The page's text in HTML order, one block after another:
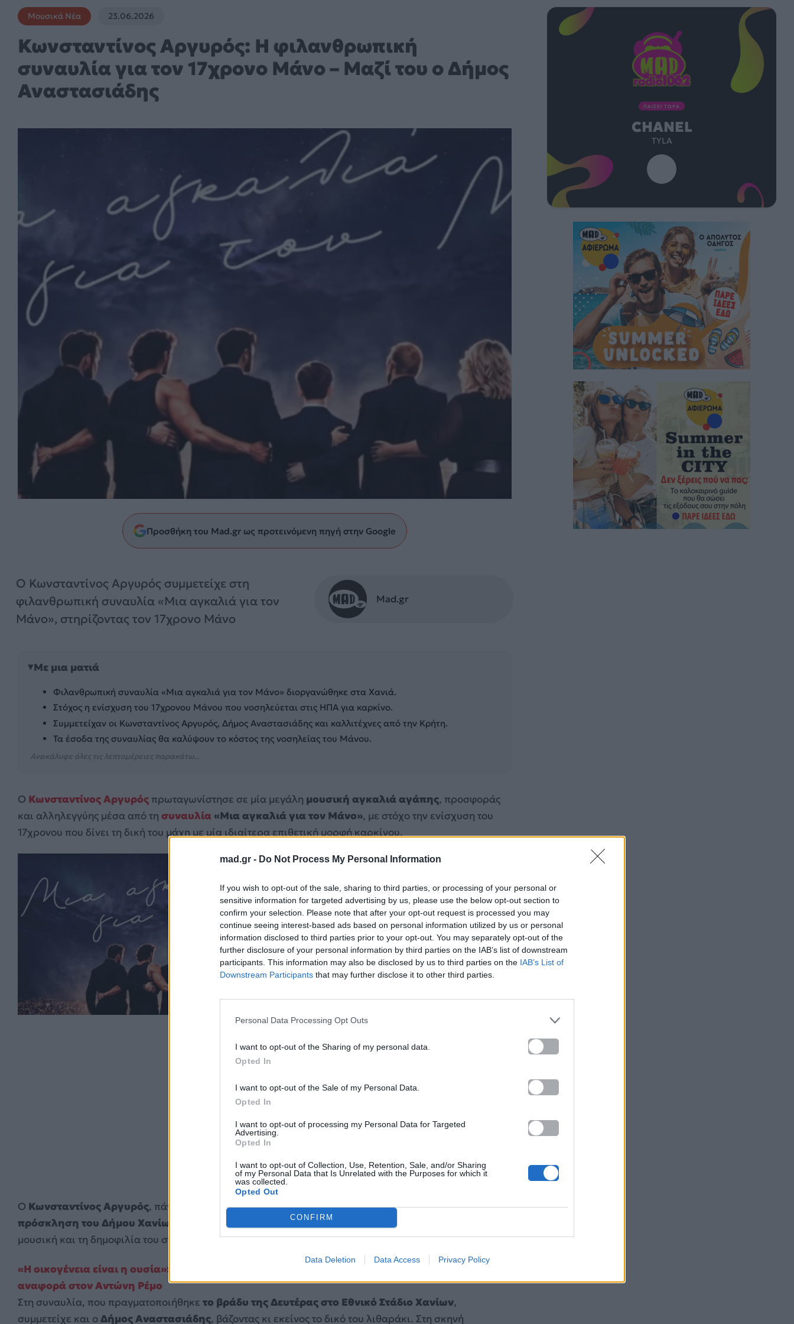
mad.gr - Do Not Process My Personal Information
If you wish to opt-out of the sale, sharing to third parties, or processing of your personal or
sensitive information for targeted advertising by us, please use the below opt-out section to
confirm your selection. Please note that after your opt-out request is processed you may
continue seeing interest-based ads based on personal information utilized by us or personal
information disclosed to third parties prior to your opt-out. You may separately opt-out of the
further disclosure of your personal information by third parties on the IAB’s list of downstream
participants. This information may also be disclosed by us to third parties on the IAB’s List of
Downstream Participants that may further disclose it to other third parties.
Personal Data Processing Opt Outs
I want to opt-out of the Sharing of my personal data.
Opted In
I want to opt-out of the Sale of my Personal Data.
Opted In
I want to opt-out of processing my Personal Data for Targeted
Advertising.
Opted In
I want to opt-out of Collection, Use, Retention, Sale, and/or Sharing
of my Personal Data that Is Unrelated with the Purposes for which it
was collected.
Opted Out
CONFIRM
Data Deletion Data Access Privacy Policy
Μουσικά Νέα 23.06.2026
Κωνσταντίνος Αργυρός: Η φιλανθρωπική
συναυλία για τον 17χρονο Μάνο – Μαζί του ο Δήμος
Αναστασιάδης
Προσθήκη του Mad.gr ως προτεινόμενη πηγή στην Google
Ο Κωνσταντίνος Αργυρός συμμετείχε στη
φιλανθρωπική συναυλία «Μια αγκαλιά για τον
Μάνο», στηρίζοντας τον 17χρονο Μάνο
Mad.gr
Με μια ματιά
Φιλανθρωπική συναυλία «Μια αγκαλιά για τον Μάνο» διοργανώθηκε στα Χανιά.
Στόχος η ενίσχυση του 17χρονου Μάνου που νοσηλεύεται στις ΗΠΑ για καρκίνο.
Συμμετείχαν οι Κωνσταντίνος Αργυρός, Δήμος Αναστασιάδης και καλλιτέχνες από την Κρήτη.
Τα έσοδα της συναυλίας θα καλύψουν το κόστος της νοσηλείας του Μάνου.
Ανακάλυψε όλες τις λεπτομέρειες παρακάτω...
Ο Κωνσταντίνος Αργυρός πρωταγωνίστησε σε μία μεγάλη μουσική αγκαλιά αγάπης, προσφοράς
και αλληλεγγύης μέσα από τη συναυλία«Μια αγκαλιά για τον Μάνο», με στόχο την ενίσχυση του
17χρονου που δίνει τη δική του μάχη με μία ιδιαίτερα επιθετική μορφή καρκίνου.
Ο Κωνσταντίνος Αργυρός, πάντα κοινωνικά ευαισθητοποιημένος, ανταποκρίθηκε αμέσως στην
πρόσκληση του Δήμου Χανίων και του Δημοτικού Λιμενικού Ταμείου Χανίων
μουσική και τη δημοφιλία του στην υπηρεσία αυτού του σημαντικού σκοπού.
«Η οικογένεια είναι η ουσία»: Οι δηλώσεις του Κωνσταντίνου Αργυρού για τη σύζυγό του και η
αναφορά στον Αντώνη Ρέμο
Στη συναυλία, που πραγματοποιήθηκε το βράδυ της Δευτέρας στο Εθνικό Στάδιο Χανίων,
συμμετείχε και οΔήμος Αναστασιάδης, βάζοντας κι εκείνος το δικό του λιθαράκι. Στη σκηνή
ΠΑΙΖΕΙ ΤΩΡΑ
CHANEL
TYLA